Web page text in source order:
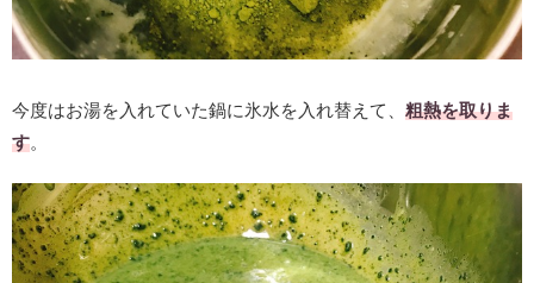
今度はお湯を入れていた鍋に氷水を入れ替えて、 粗熱を取りま
す。